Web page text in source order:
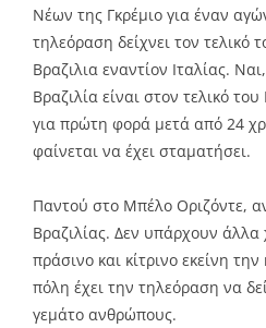
Νέων της Γκρέμιο για έναν
τηλεόραση δείχνει τον τελικό
Βραζιλια εναντίον Ιταλίας.
Βραζιλία είναι στον τελικό
για πρώτη φορά μετά από 24
φαίνεται να έχει σταματήσει.
Παντού στο Μπέλο Οριζόντε,
Βραζιλίας. Δεν υπάρχουν
πράσινο και κίτρινο εκείνη
πόλη έχει την τηλεόραση να
γεμάτο ανθρώπους.